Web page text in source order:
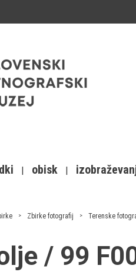
obisk
Zbirke fotografij Terenske
/ 99